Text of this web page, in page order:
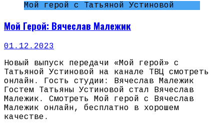
Мой герой с Татьяной Устиновой
Мой Герой: Вячеслав Малежик
01.12.2023
Новый выпуск передачи «Мой герой» с
Татьяной Устиновой на канале ТВЦ смотреть
онлайн. Гость студии: Вячеслав Малежик
Гостем Татьяны Устиновой стал Вячеслав
Малежик. Смотреть Мой герой с Вячеслав
Малежик онлайн, бесплатно в хорошем
качестве.